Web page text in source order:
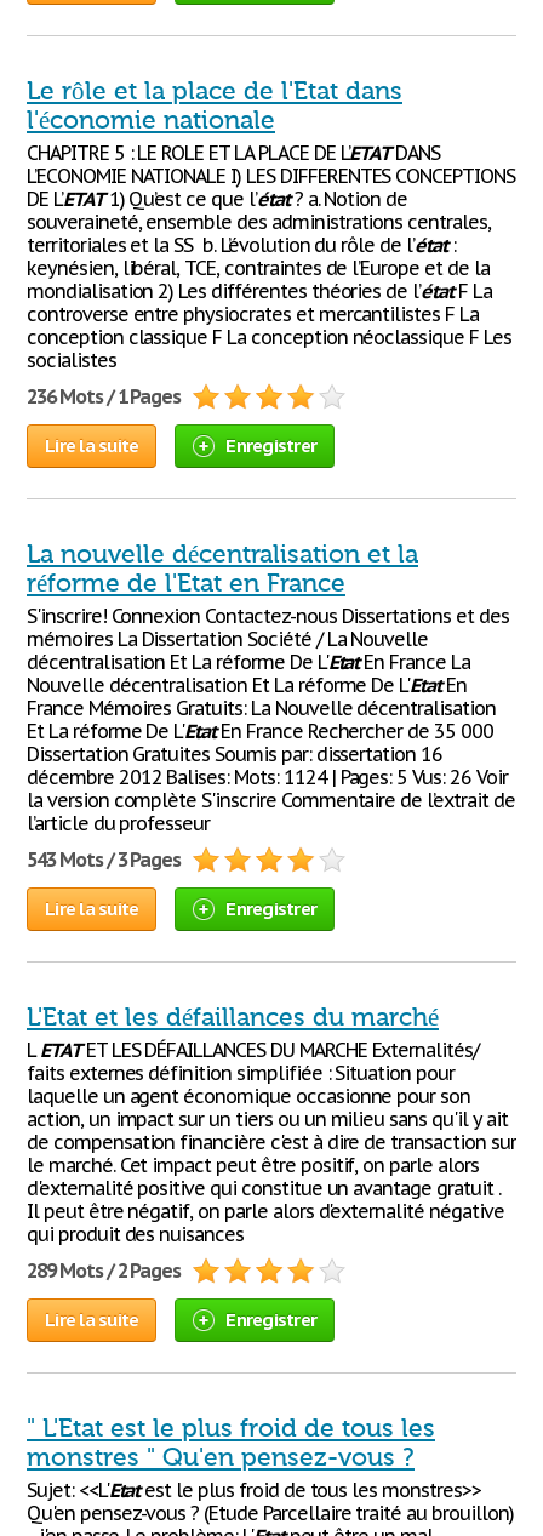
Le rôle et la place de l'Etat dans
l'économie nationale
CHAPITRE 5 : LE ROLE ET LA PLACE DE L’ETATDANS
L’ECONOMIE NATIONALE I) LES DIFFERENTES CONCEPTIONS
DE L’ETAT1) Qu’est ce que l’état? a. Notion de
souveraineté, ensemble des administrations centrales,
territoriales et la SS b. L’évolution du rôle de l’état:
keynésien, libéral, TCE, contraintes de l’Europe et de la
mondialisation 2) Les différentes théories de l’étatF La
controverse entre physiocrates et mercantilistes F La
conception classique F La conception néoclassique F Les
socialistes
236 Mots / 1 Pages
Lire la suite Enregistrer
La nouvelle décentralisation et la
réforme de l'Etat en France
S'inscrire! Connexion Contactez-nous Dissertations et des
mémoires La Dissertation Société / La Nouvelle
décentralisation Et La réforme De L'EtatEn France La
Nouvelle décentralisation Et La réforme De L'EtatEn
France Mémoires Gratuits: La Nouvelle décentralisation
Et La réforme De L'EtatEn France Rechercher de 35 000
Dissertation Gratuites Soumis par: dissertation 16
décembre 2012 Balises: Mots: 1124 | Pages: 5 Vus: 26 Voir
la version complète S'inscrire Commentaire de l’extrait de
l’article du professeur
543 Mots / 3 Pages
Lire la suite Enregistrer
L'Etat et les défaillances du marché
LETATET LES DÉFAILLANCES DU MARCHE Externalités/
faits externes définition simplifiée : Situation pour
laquelle un agent économique occasionne pour son
action, un impact sur un tiers ou un milieu sans qu'il y ait
de compensation financière c'est à dire de transaction sur
le marché. Cet impact peut être positif, on parle alors
d'externalité positive qui constitue un avantage gratuit .
Il peut être négatif, on parle alors d'externalité négative
qui produit des nuisances
289 Mots / 2 Pages
Lire la suite Enregistrer
" L'Etat est le plus froid de tous les
monstres " Qu'en pensez-vous ?
Sujet: <<L'Etatest le plus froid de tous les monstres>>
Qu'en pensez-vous ? (Etude Parcellaire traité au brouillon)